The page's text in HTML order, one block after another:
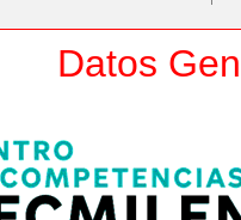
Datos